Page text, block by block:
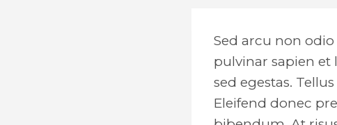
Sed arcu non
pulvinar sapien
sed egestas.
Eleifend donec